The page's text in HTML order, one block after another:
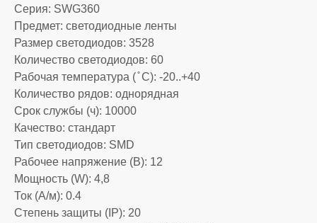
Серия: SWG360
Предмет: светодиодные ленты
Размер светодиодов: 3528
Количество светодиодов: 60
Рабочая температура ( ̊ С): -20..+40
Количество рядов: однорядная
Срок службы (ч): 10000
Качество: стандарт
Тип светодиодов: SMD
Рабочее напряжение (В): 12
Мощность (W): 4,8
Ток (А/м): 0.4
Степень защиты (IP): 20